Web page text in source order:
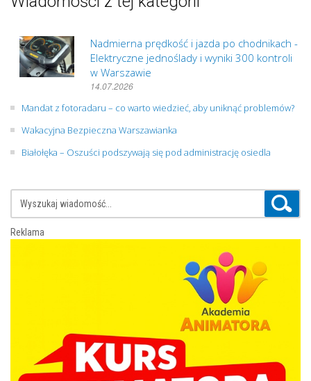
Nadmierna prędkość i jazda po chodnikach -
Elektryczne jednoślady i wyniki 300 kontroli
w Warszawie
14.07.2026
Mandat z fotoradaru – co warto wiedzieć, aby uniknąć problemów?
Wakacyjna Bezpieczna Warszawianka
Białołęka – Oszuści podszywają się pod administrację osiedla
Reklama